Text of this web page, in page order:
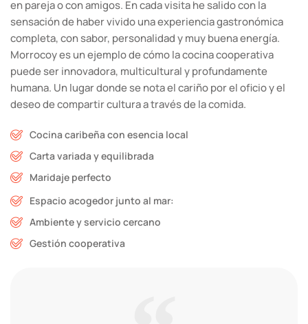
en pareja o con amigos. En cada visita he salido con la
sensación de haber vivido una experiencia gastronómica
completa, con sabor, personalidad y muy buena energía.
Morrocoy es un ejemplo de cómo la cocina cooperativa
puede ser innovadora, multicultural y profundamente
humana. Un lugar donde se nota el cariño por el oficio y el
deseo de compartir cultura a través de la comida.
Cocina caribeña con esencia local
Carta variada y equilibrada
Maridaje perfecto
Espacio acogedor junto al mar:
Ambiente y servicio cercano
Gestión cooperativa